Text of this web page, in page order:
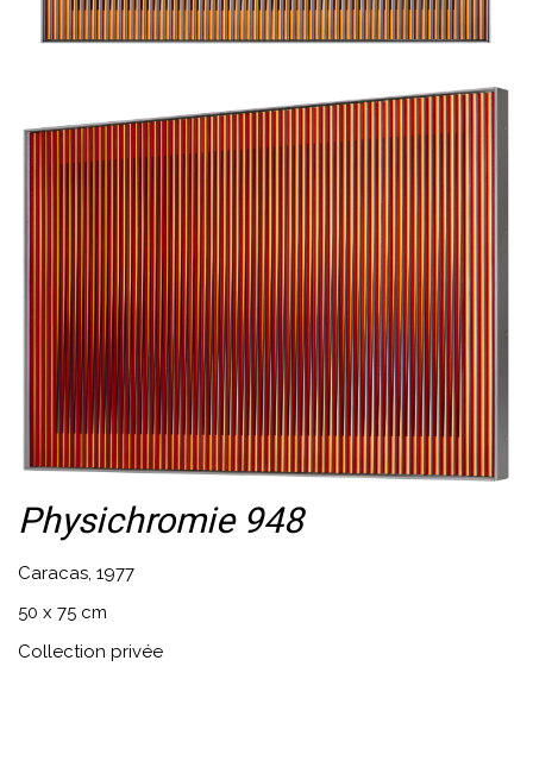
Physichromie 948
Caracas, 1977
50 x 75 cm
Collection privée